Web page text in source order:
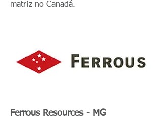
matriz no Canadá.
Ferrous Resources - MG